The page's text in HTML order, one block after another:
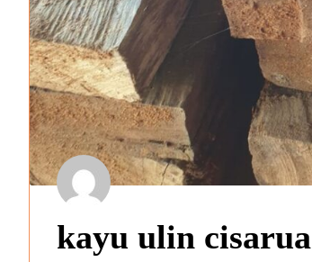
kayu ulin cisarua